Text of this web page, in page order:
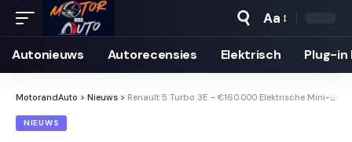
Aa
Autonieuws Auto­recensies Elektrisch Plug-in
MotorandAuto > Nieuws > Renault 5 Turbo 3E – €160.000 Elektrische Mini-Supercar Raakt de Straten
NIEUWS